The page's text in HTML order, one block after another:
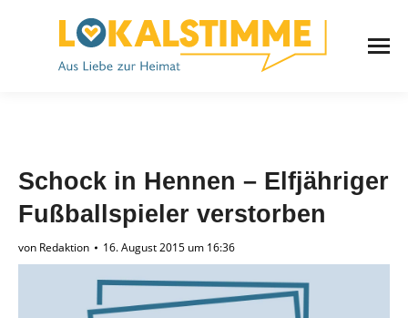
Schock in Hennen – Elfjähriger
Fußballspieler verstorben
von Redaktion 16. August 2015 um 16:36